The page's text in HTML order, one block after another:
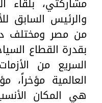
والرئيس السابق
من مصر ومختلف
بقدرة القطاع
السريع من
العالمية
هي المكان